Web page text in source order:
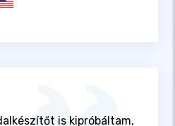
is kipróbáltam,